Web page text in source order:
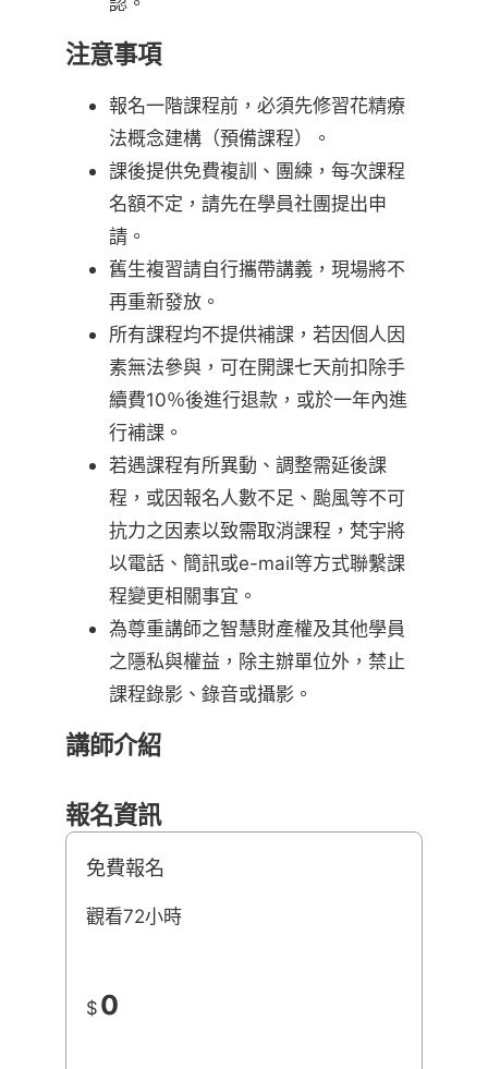
注意事項
報名一階課程前，必須先修習花精療
法概念建構（預備課程）。
課後提供免費複訓、團練，每次課程
名額不定，請先在學員社團提出申
請。
舊生複習請自行攜帶講義，現場將不
再重新發放。
所有課程均不提供補課，若因個人因
素無法參與，可在開課七天前扣除手
續費10％後進行退款，或於一年內進
行補課。
若遇課程有所異動、調整需延後課
程，或因報名人數不足、颱風等不可
抗力之因素以致需取消課程，梵宇將
以電話、簡訊或e-mail等方式聯繫課
程變更相關事宜。
為尊重講師之智慧財產權及其他學員
之隱私與權益，除主辦單位外，禁止
課程錄影、錄音或攝影。
講師介紹
報名資訊
免費報名
觀看72小時
$ 0